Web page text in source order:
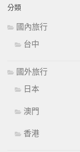
分類
國內旅行
台中
國外旅行
日本
澳門
香港